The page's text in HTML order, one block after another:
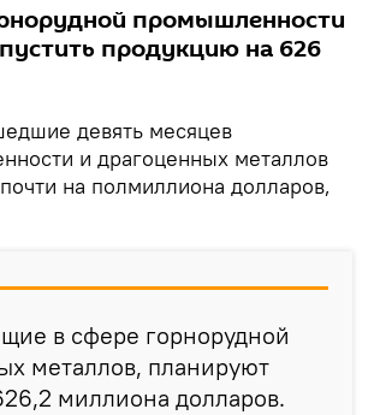
промышленности
продукцию на 626
девять месяцев
и драгоценных металлов
на полмиллиона долларов,
в сфере горнорудной
металлов, планируют
миллиона долларов.